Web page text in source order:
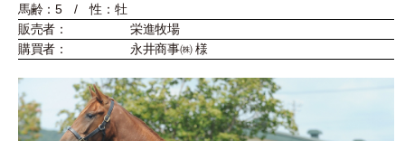
馬齢：5 / 性：牡
販売者：
栄進牧場
購買者：
永井商事㈱ 様